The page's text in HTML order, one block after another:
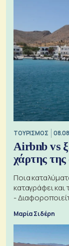
ΤΟΥΡΙΣΜΟΣ
Airbnb vs
χάρτης
Ποια
καταγράφει και
-
Μαρία Σιδέρη